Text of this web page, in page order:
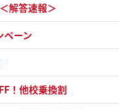
解答速報＞
ペーン
！他校乗換割